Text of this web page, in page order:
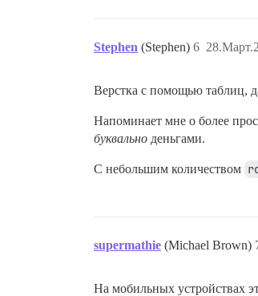
Stephen (Stephen) 6
Верстка с помощью таблиц,
Напоминает мне о более
буквально деньгами.
С небольшим количеством
supermathie (Michael Brown)
На мобильных устройствах